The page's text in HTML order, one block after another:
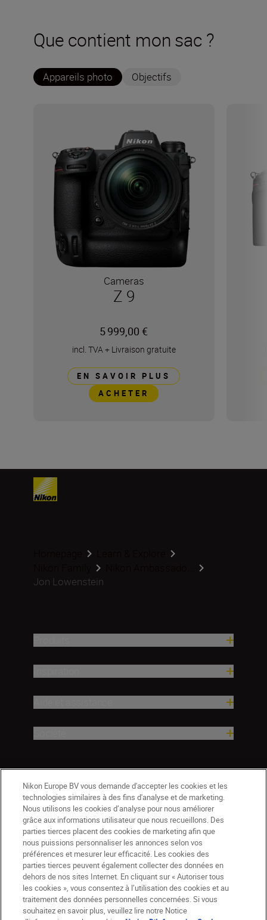
Que contient mon sac ?
Appareils photo Objectifs
Cameras
Z 9
5 999,00 €
incl. TVA+ Livraison gratuite
EN SAVOIR PLUS
ACHETER
Jon Lowenstein
BE(fr) Nikon Sites
Contactez-nous Avis de confidentialité
Nikon Europe BV vous demande d'accepter les cookies et les
technologies similaires à des fins d'analyse et de marketing.
Nous utilisons les cookies d’analyse pour nous améliorer
grâce aux informations utilisateur que nous recueillons. Des
parties tierces placent des cookies de marketing afin que
nous puissions personnaliser les annonces selon vos
préférences et mesurer leur efficacité. Les cookies des
parties tierces peuvent également collecter des données en
dehors de nos sites Internet. En cliquant sur « Autoriser tous
les cookies », vous consentez à l’utilisation des cookies et au
traitement des données personnelles concernées. Si vous
souhaitez en savoir plus, veuillez lire notre Notice